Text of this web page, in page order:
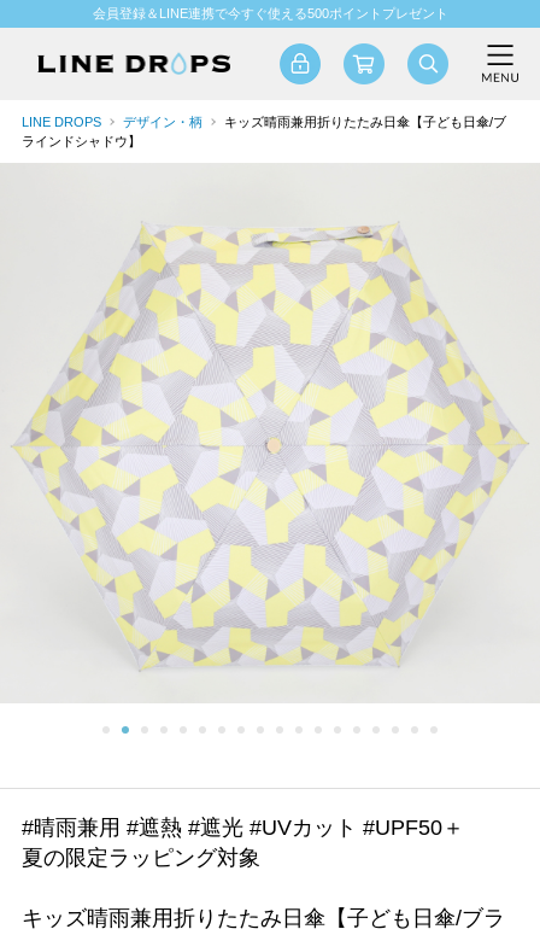
会員登録＆LINE連携で今すぐ使える500ポイントプレゼント
LINE DROPS デザイン・柄
キッズ晴雨兼用折りたたみ日傘【子ども日傘/ブ
ラインドシャドウ】
#晴雨兼用 #遮熱 #遮光 #UVカット #UPF50＋
夏の限定ラッピング対象
キッズ晴雨兼用折りたたみ日傘【子ども日傘/ブラ